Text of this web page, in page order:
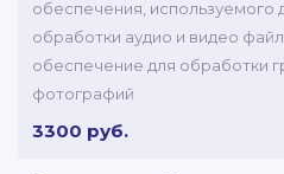
обеспечения, используемого
обработки аудио и видео
обеспечение для обработки
фотографий
3300 руб.